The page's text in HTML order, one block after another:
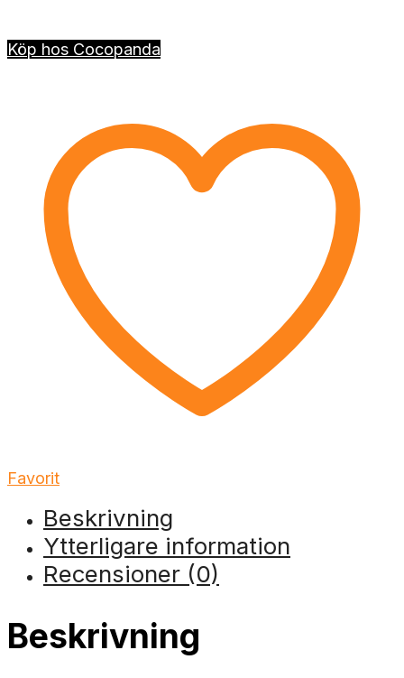
Köp hos Cocopanda
Favorit
Beskrivning
Ytterligare information
Recensioner (0)
Beskrivning